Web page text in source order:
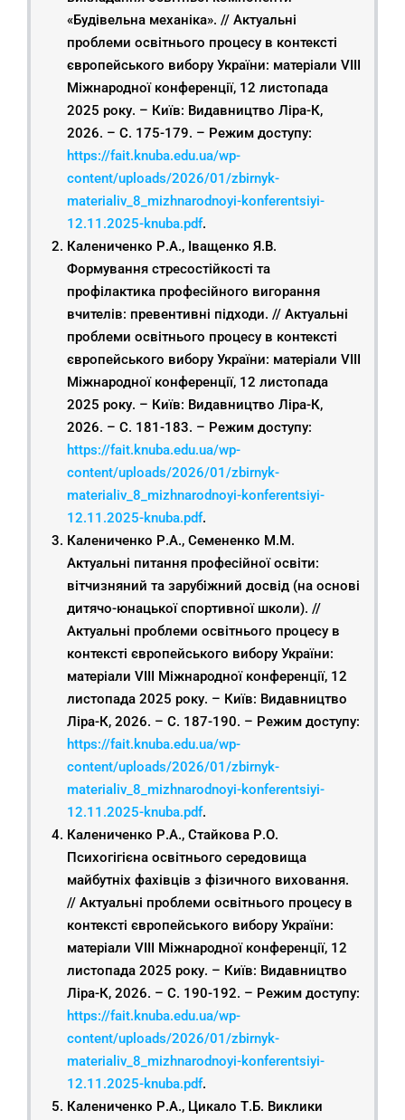
«Будівельна механіка». // Актуальні
проблеми освітнього процесу в контексті
європейського вибору України: матеріали VIІІ
Міжнародної конференції, 12 листопада
2025 року. – Київ: Видавництво Ліра-К,
2026. – С. 175-179. – Режим доступу:
https://fait.knuba.edu.ua/wp-
content/uploads/2026/01/zbirnyk-
materialiv_8_mizhnarodnoyi-konferentsiyi-
12.11.2025-knuba.pdf.
Калениченко Р.А., Іващенко Я.В.
Формування стресостійкості та
профілактика професійного вигорання
вчителів: превентивні підходи. // Актуальні
проблеми освітнього процесу в контексті
європейського вибору України: матеріали VIІІ
Міжнародної конференції, 12 листопада
2025 року. – Київ: Видавництво Ліра-К,
2026. – С. 181-183. – Режим доступу:
https://fait.knuba.edu.ua/wp-
content/uploads/2026/01/zbirnyk-
materialiv_8_mizhnarodnoyi-konferentsiyi-
12.11.2025-knuba.pdf.
Калениченко Р.А., Семененко М.М.
Актуальні питання професійної освіти:
вітчизняний та зарубіжний досвід (на основі
дитячо-юнацької спортивної школи). //
Актуальні проблеми освітнього процесу в
контексті європейського вибору України:
матеріали VIІІ Міжнародної конференції, 12
листопада 2025 року. – Київ: Видавництво
Ліра-К, 2026. – С. 187-190. – Режим доступу:
https://fait.knuba.edu.ua/wp-
content/uploads/2026/01/zbirnyk-
materialiv_8_mizhnarodnoyi-konferentsiyi-
12.11.2025-knuba.pdf.
Калениченко Р.А., Стайкова Р.О.
Психогігієна освітнього середовища
майбутніх фахівців з фізичного виховання.
// Актуальні проблеми освітнього процесу в
контексті європейського вибору України:
матеріали VIІІ Міжнародної конференції, 12
листопада 2025 року. – Київ: Видавництво
Ліра-К, 2026. – С. 190-192. – Режим доступу:
https://fait.knuba.edu.ua/wp-
content/uploads/2026/01/zbirnyk-
materialiv_8_mizhnarodnoyi-konferentsiyi-
12.11.2025-knuba.pdf.
Калениченко Р.А., Цикало Т.Б. Виклики